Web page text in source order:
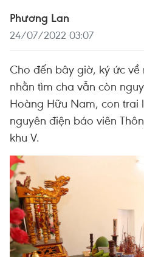
Phương Lan
24/07/2022 03:07
Cho đến bây giờ, ký ức
nhằn tìm cha vẫn còn
Hoàng Hữu Nam, con trai
nguyên điện báo viên
khu V.